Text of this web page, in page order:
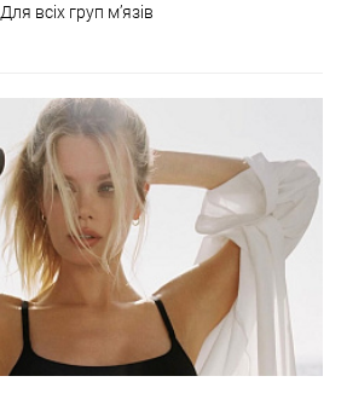
Для всіх груп м’язів